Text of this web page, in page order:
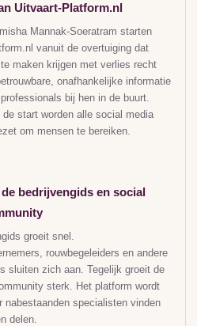
Uitvaart-Platform.nl
Mannak-Soeratram starten
vanuit de overtuiging dat
maken krijgen met verlies recht
onafhankelijke informatie
bij hen in de buurt.
de start worden alle social media
om mensen te bereiken.
bedrijvengids en social
groeit snel.
rouwbegeleiders en andere
sluiten zich aan. Tegelijk groeit de
sterk. Het platform wordt
nabestaanden specialisten vinden
delen.